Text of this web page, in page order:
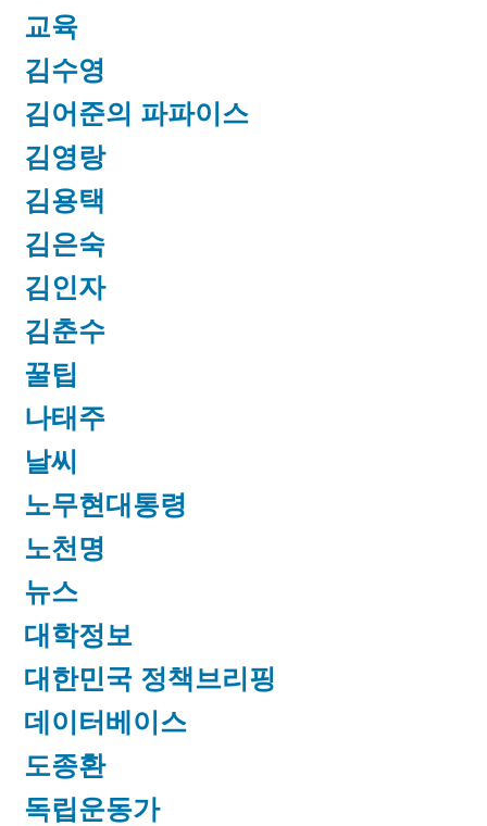
교육
김수영
김어준의 파파이스
김영랑
김용택
김은숙
김인자
김춘수
꿀팁
나태주
날씨
노무현대통령
노천명
뉴스
대학정보
대한민국 정책브리핑
데이터베이스
도종환
독립운동가